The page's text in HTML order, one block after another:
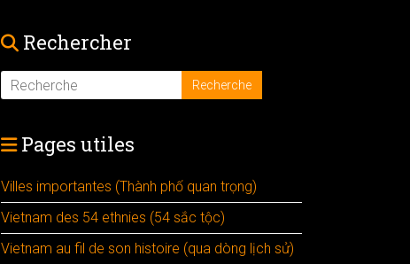
Rechercher
Pages utiles
Villes importantes (Thành phố quan trọng)
Vietnam des 54 ethnies (54 sắc tộc)
Vietnam au fil de son histoire (qua dòng lịch sử)